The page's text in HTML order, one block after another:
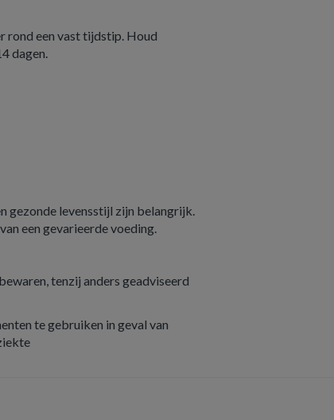
rond een vast tijdstip. Houd
dagen.
gezonde levensstijl zijn belangrijk.
een gevarieerde voeding.
tenzij anders geadviseerd
te gebruiken in geval van